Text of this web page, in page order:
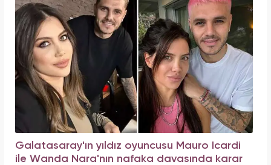
Galatasaray'ın yıldız oyuncusu Mauro Icardi
ile Wanda Nara'nın nafaka davasında karar